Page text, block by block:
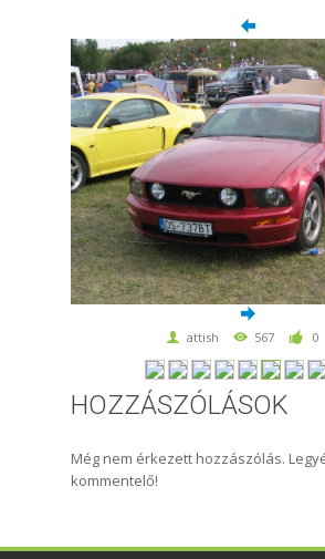
attish 567 0
HOZZÁSZÓLÁSOK
Még nem érkezett hozzászólás.
kommentelő!